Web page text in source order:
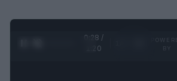
0:29 /
1:20